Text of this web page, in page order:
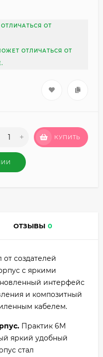
ОТ
ОТЛИЧАТЬСЯ ОТ
+ КУПИТЬ
ОТЗЫВЫ 0
создателей
с яркими
интерфейс
и композитный
кабелем.
Практик 6М
яркий удобный
стал